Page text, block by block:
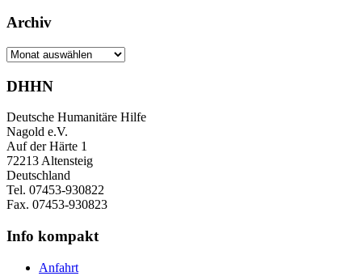
Archiv
Archiv
DHHN
Deutsche Humanitäre Hilfe
Nagold e.V.
Auf der Härte 1
72213 Altensteig
Deutschland
Tel. 07453-930822
Fax. 07453-930823
Info kompakt
Anfahrt